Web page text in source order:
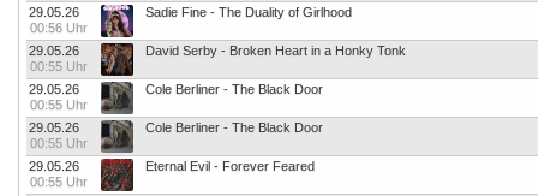
29.05.26
00:56 Uhr
Sadie Fine - The Duality of Girlhood
29.05.26
00:55 Uhr
David Serby - Broken Heart in a Honky Tonk
29.05.26
00:55 Uhr
Cole Berliner - The Black Door
29.05.26
00:55 Uhr
Cole Berliner - The Black Door
29.05.26
00:55 Uhr
Eternal Evil - Forever Feared